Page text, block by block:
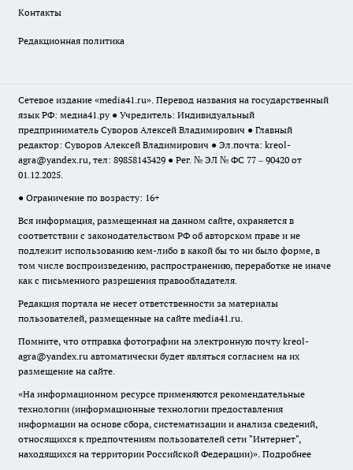
Контакты
Редакционная политика
Сетевое издание «media41.ru». Перевод названия на государственный
язык РФ: медиа41.ру ● Учредитель: Индивидуальный
предприниматель Суворов Алексей Владимирович ● Главный
редактор: Суворов Алексей Владимирович ● Эл.почта: kreol-
agra@yandex.ru, тел: 89858143429 ● Рег. № ЭЛ № ФС 77 – 90420 от
01.12.2025.
● Ограничение по возрасту: 16+
Вся информация, размещенная на данном сайте, охраняется в
соответствии с законодательством РФ об авторском праве и не
подлежит использованию кем-либо в какой бы то ни было форме, в
том числе воспроизведению, распространению, переработке не иначе
как с письменного разрешения правообладателя.
Редакция портала не несет ответственности за материалы
пользователей, размещенные на сайте media41.ru.
Помните, что отправка фотографии на электронную почту kreol-
agra@yandex.ru автоматически будет являться согласием на их
размещение на сайте.
«На информационном ресурсе применяются рекомендательные
технологии (информационные технологии предоставления
информации на основе сбора, систематизации и анализа сведений,
относящихся к предпочтениям пользователей сети "Интернет",
находящихся на территории Российской Федерации)». Подробнее